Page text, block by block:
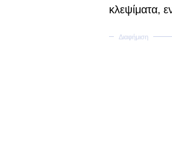
κλεψίματα,